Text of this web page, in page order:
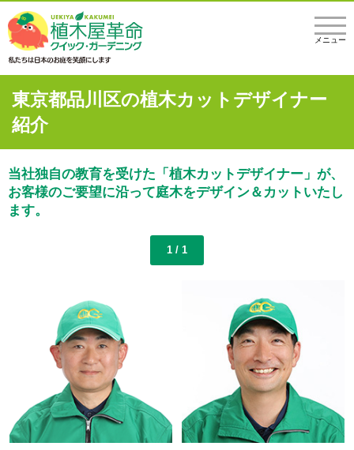
メニュー
東京都品川区の植木カットデザイナー
紹介
当社独自の教育を受けた「植木カットデザイナー」が、
お客様のご要望に沿って庭木をデザイン＆カットいたし
ます。
1 / 1